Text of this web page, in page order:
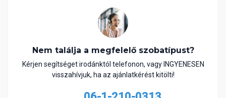
Nem találja a megfelelő szobatípust?
Kérjen segítséget irodánktól telefonon, vagy INGYENESEN
visszahívjuk, ha az ajánlatkérést kitölti!